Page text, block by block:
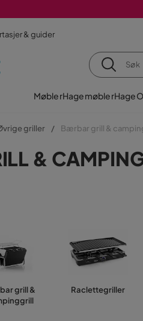
& guider
MøblerHagemøblerHage
griller Bærbar grill &
&
grill &
Raclettegriller